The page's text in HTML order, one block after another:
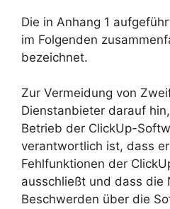
Die in Anhang 1
im Folgenden
bezeichnet.
Zur Vermeidung von
Dienstanbieter darauf
Betrieb der ClickUp-
verantwortlich ist, dass
Fehlfunktionen der
ausschließt und dass die
Beschwerden über die